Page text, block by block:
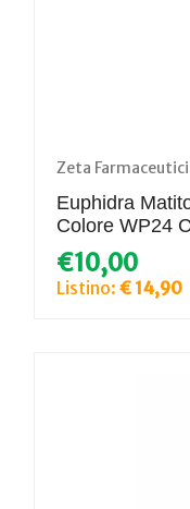
Zeta Farmaceutici
Euphidra
Colore WP24
€10,00
Listino: € 14,90